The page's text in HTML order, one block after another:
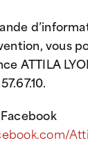
vous
ATTILA
.
Facebook